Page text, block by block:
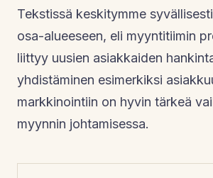
Tekstissä keskitymme
osa-alueeseen, eli myyntitiimin
liittyy uusien asiakkaiden
yhdistäminen esimerkiksi
markkinointiin on hyvin tärkeä
myynnin johtamisessa.